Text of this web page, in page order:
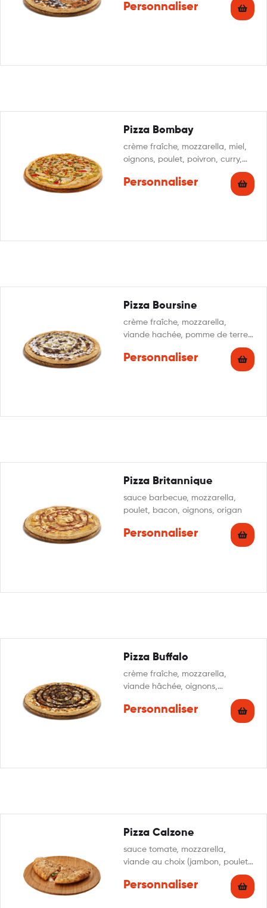
Personnaliser
Pizza Bombay
crème fraîche, mozzarella, miel,
oignons, poulet, poivron, curry,
Personnaliser
Pizza Boursine
crème fraîche, mozzarella,
viande hachée, pomme de terre,
champignons, boursin, persillade
Personnaliser
Pizza Britannique
sauce barbecue, mozzarella,
poulet, bacon, oignons, origan
Personnaliser
Pizza Buffalo
crème fraîche, mozzarella,
viande hâchée, oignons,
persillade
Personnaliser
Pizza Calzone
sauce tomate, mozzarella,
viande au choix (jambon, poulet,
thon), champignons, œuf, crème
fraîche, origan
Personnaliser